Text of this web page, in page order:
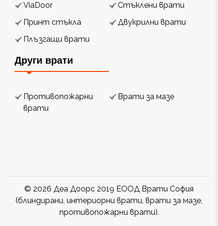
ViaDoor
Стъклени врати
Принт стъкла
Двукрилни врати
Плъзгащи врати
Други врати
Противопожарни
врати
Врати за мазе
© 2026 Деа Доорс 2019 ЕООД Врати София
(блиндирани, интериорни врати, врати за мазе,
противопожарни врати).